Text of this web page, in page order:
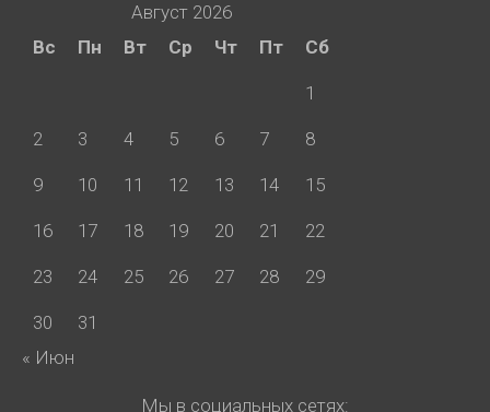
Август 2026
Вс
Пн Вт Ср Чт Пт Сб
1
2 3 4 5 6 7 8
9 10 11 12 13 14 15
16 17 18 19 20 21 22
23 24 25 26 27 28 29
30
31
« Июн
Мы в социальных сетях: